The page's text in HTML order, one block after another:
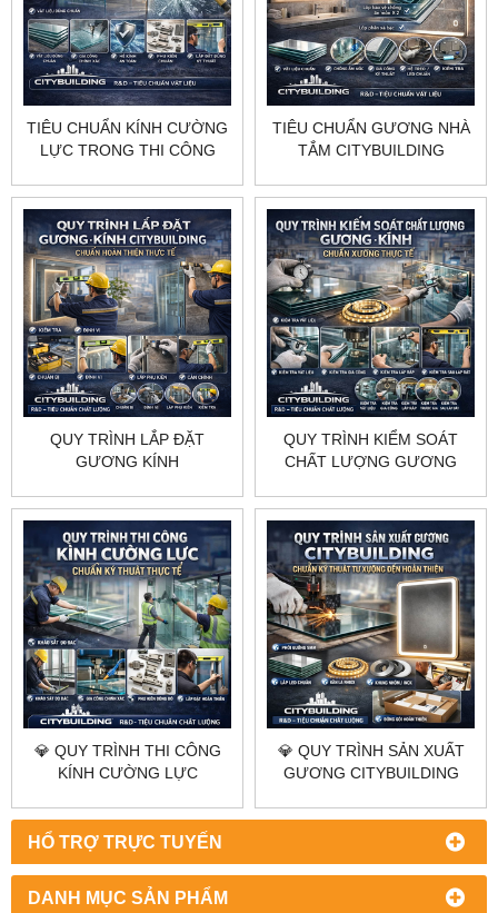
HỔ TRỢ TRỰC TUYẾN
DANH MỤC SẢN PHẨM
TIÊU CHUẨN KÍNH CƯỜNG
LỰC TRONG THI CÔNG
TIÊU CHUẨN GƯƠNG NHÀ
TẮM CITYBUILDING
CHUẨN XƯỞNG
QUY TRÌNH LẮP ĐẶT
GƯƠNG KÍNH
HOÀN THIỆN THỰC TẾ
QUY TRÌNH KIỂM SOÁT
CHẤT LƯỢNG GƯƠNG
CHUẨN XƯỞNG THỰC TẾ
💎 QUY TRÌNH THI CÔNG
KÍNH CƯỜNG LỰC
THUẬT THỰC TẾ
💎 QUY TRÌNH SẢN XUẤT
GƯƠNG CITYBUILDING
XƯỞNG ĐẾN HOÀN THIỆN